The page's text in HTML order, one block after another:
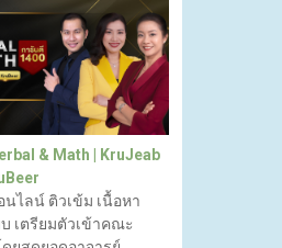
& Math | KruJeab
นไลน์ ติวเข้ม เนื้อหา
เตรียมตัวเข้าคณะ